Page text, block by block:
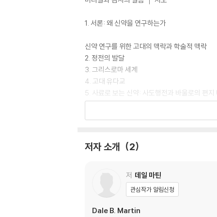
1. 서론: 왜 신약을 연구하는가
신약 연구를 위한 고대의 맥락과 학술적 맥락
2. 정전의 발달
3. 그리스로마 세계
4. 고대 유다교
5. 사료로 보는 신약: 사도행전과 바울로의 편지
8. 『토마의 복음서』
그리스도교의 전파
9. 루가의 복음서와 사도행전: 1. 구조와 주제
10. 루가의 복음서와 사도행전: 2. 그리스도교의
11. 요한의 복음서
저자 소개 2
저 데일 마틴
관심작가 알림신청
Dale B. Martin